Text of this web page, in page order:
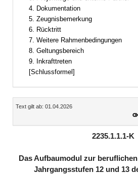
4. Dokumentation
5. Zeugnisbemerkung
6. Rücktritt
7. Weitere Rahmenbedingungen
8. Geltungsbereich
9. Inkrafttreten
[Schlussformel]
Inhalt
Text gilt ab: 01.04.2026
2235.1.1.1-K
Das Aufbaumodul zur
Jahrgangsstufen 12 und 13